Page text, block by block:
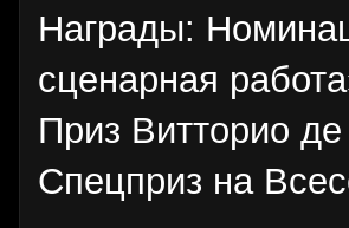
Награды:
сценарная
Приз Витторио
Спецприз на